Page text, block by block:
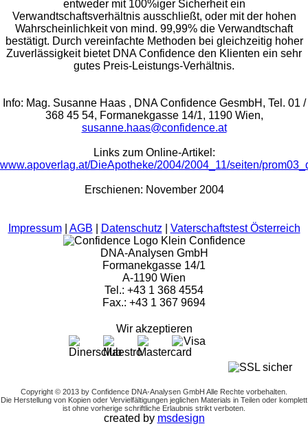
entweder mit 100%iger Sicherheit ein
Verwandtschaftsverhältnis ausschließt, oder mit der hohen
Wahrscheinlichkeit von mind. 99,99% die Verwandtschaft
bestätigt. Durch vereinfachte Methoden bei gleichzeitig hoher
Zuverlässigkeit bietet DNA Confidence den Klienten ein sehr
gutes Preis-Leistungs-Verhältnis.
Info: Mag. Susanne Haas , DNA Confidence GesmbH, Tel. 01 /
368 45 54, Formanekgasse 14/1, 1190 Wien,
susanne.haas@confidence.at
Links zum Online-Artikel:
www.apoverlag.at/DieApotheke/2004/2004_11/seiten/
Erschienen: November 2004
Impressum| AGB Datenschutz
Vaterschaftstest Österreich
Confidence
DNA-Analysen GmbH
Formanekgasse 14/1
A-1190 Wien
Tel.: +43 1 368 4554
Fax.: +43 1 367 9694
Wir akzeptieren
Copyright © 2013 by Confidence DNA-Analysen GmbH Alle Rechte vorbehalten.
Die Herstellung von Kopien oder Vervielfältigungen jeglichen Materials in Teilen oder komplett
ist ohne vorherige schriftliche Erlaubnis strikt verboten.
created by msdesign